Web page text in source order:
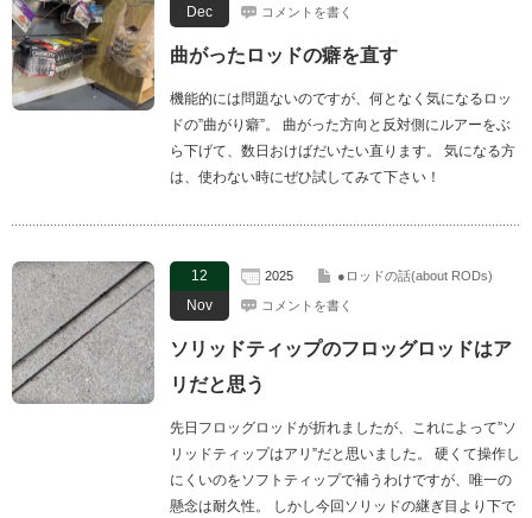
Dec
コメントを書く
曲がったロッドの癖を直す
機能的には問題ないのですが、何となく気になるロッ
ドの”曲がり癖”。 曲がった方向と反対側にルアーをぶ
ら下げて、数日おけばだいたい直ります。 気になる方
は、使わない時にぜひ試してみて下さい！
12
Nov
2025 ●ロッドの話(about RODs)
コメントを書く
ソリッドティップのフロッグロッドはア
リだと思う
先日フロッグロッドが折れましたが、これによって”ソ
リッドティップはアリ”だと思いました。 硬くて操作し
にくいのをソフトティップで補うわけですが、唯一の
懸念は耐久性。 しかし今回ソリッドの継ぎ目より下で